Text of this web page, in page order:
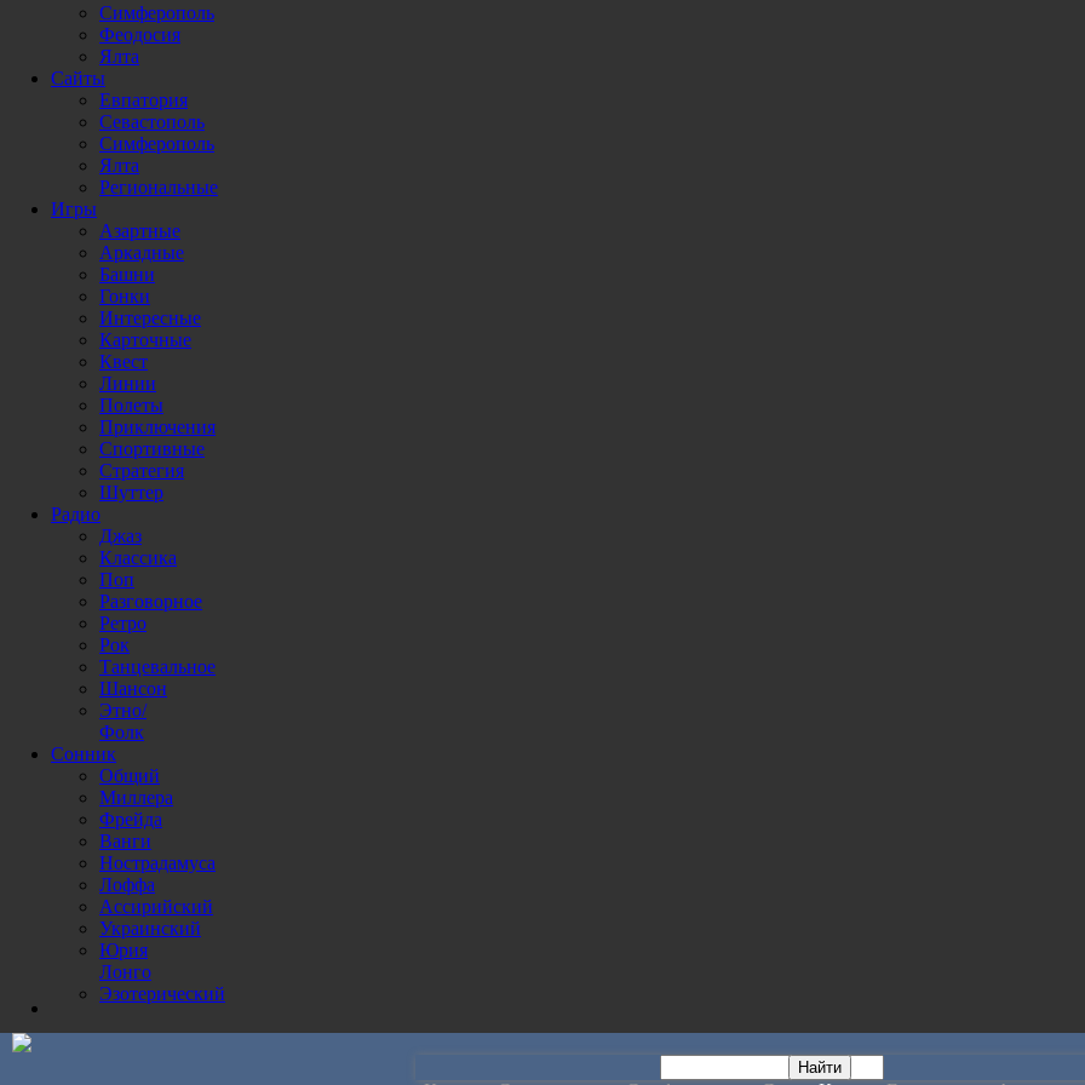
Симферополь
Феодосия
Ялта
Сайты
Евпатория
Севастополь
Симферополь
Ялта
Региональные
Игры
Азартные
Аркадные
Башни
Гонки
Интересные
Карточные
Квест
Линии
Полеты
Приключения
Спортивные
Стратегия
Шуттер
Радио
Джаз
Классика
Поп
Разговорное
Ретро
Рок
Танцевальное
Шансон
Этно/
Фолк
Сонник
Общий
Миллера
Фрейда
Ванги
Нострадамуса
Лоффа
Ассирийский
Украинский
Юрия
Лонго
Эзотерический